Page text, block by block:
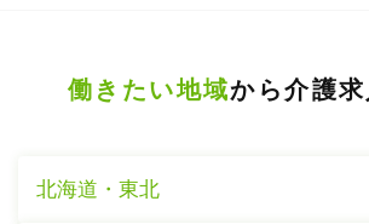
働きたい地域から介護
北海道・東北